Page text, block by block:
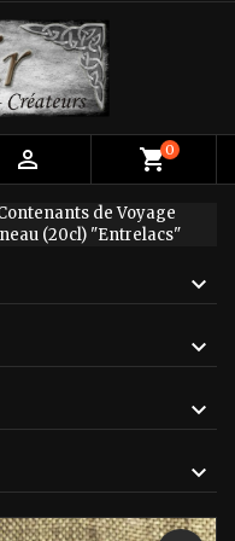
 shopping_cart0
de Voyage
(20cl) "Entrelacs"
une liste d'envies
des produits
Connexion